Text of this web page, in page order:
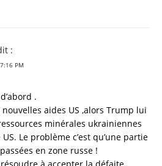
:
PM
.
aides US ,alors Trump lui
minérales ukrainiennes
Le problème c’est qu’une partie
en zone russe !